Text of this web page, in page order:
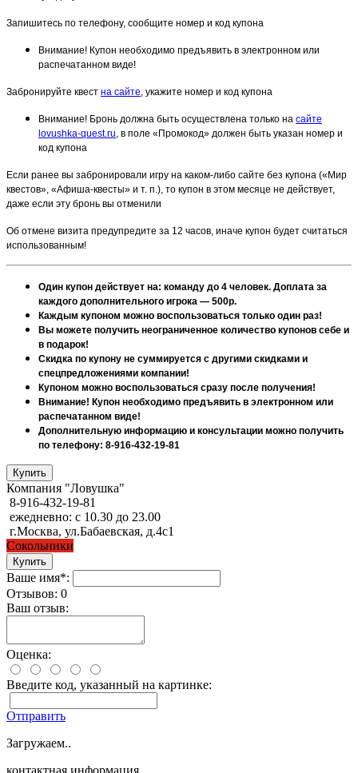
Запишитесь по телефону, сообщите номер и код купона
Внимание! Купон необходимо предъявить в электронном или
распечатанном виде!
Забронируйте квест на сайте, укажите номер и код купона
Внимание! Бронь должна быть осуществлена только на сайте
lovushka-quest.ru, в поле «Промокод» должен быть указан номер и
код купона
Если ранее вы забронировали игру на каком-либо сайте без купона («Мир
квестов», «Афиша-квесты» и т. п.), то купон в этом месяце не действует,
даже если эту бронь вы отменили
Об отмене визита предупредите за 12 часов, иначе купон будет считаться
использованным!
Один купон действует на: команду до 4 человек. Доплата за
каждого дополнительного игрока — 500р.
Каждым купоном можно воспользоваться только один раз!
Вы можете получить неограниченное количество купонов себе и
в подарок!
Скидка по купону не суммируется с другими скидками и
спецпредложениями компании!
Купоном можно воспользоваться сразу после получения!
Внимание! Купон необходимо предъявить в электронном или
распечатанном виде!
Дополнительную информацию и консультации можно получить
по телефону: 8-916-432-19-81
Компания "Ловушка"
8-916-432-19-81
ежедневно: с 10.30 до 23.00
г.Москва, ул.Бабаевская, д.4с1
Сокольники
Ваше имя*:
Отзывов: 0
Ваш отзыв:
Оценка:
Введите код, указанный на картинке:
Отправить
Загружаем..
контактная информация